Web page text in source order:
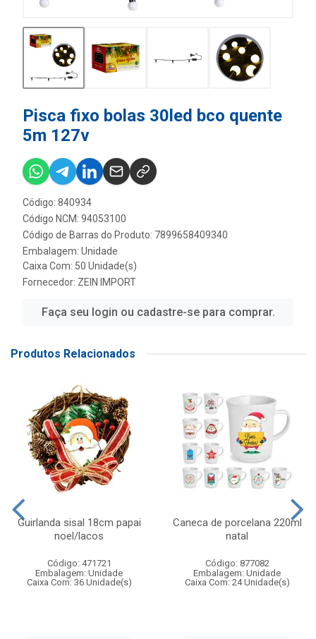
Pisca fixo bolas 30led bco quente
5m 127v
Código: 840934
Código NCM: 94053100
Código de Barras do Produto: 7899658409340
Embalagem: Unidade
Caixa Com: 50 Unidade(s)
Fornecedor: ZEIN IMPORT
Faça seu login ou cadastre-se para comprar.
Produtos Relacionados
Guirlanda sisal 18cm papai
noel/lacos
Código: 471721
Embalagem: Unidade
Caixa Com: 36 Unidade(s)
Caneca de porcelana 220ml
natal
Código: 877082
Embalagem: Unidade
Caixa Com: 24 Unidade(s)